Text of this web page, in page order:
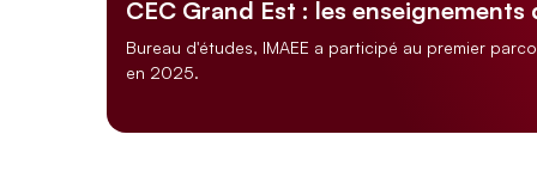
CEC Grand Est : les enseignements
Bureau d'études, IMAEE a participé au premier
en 2025.